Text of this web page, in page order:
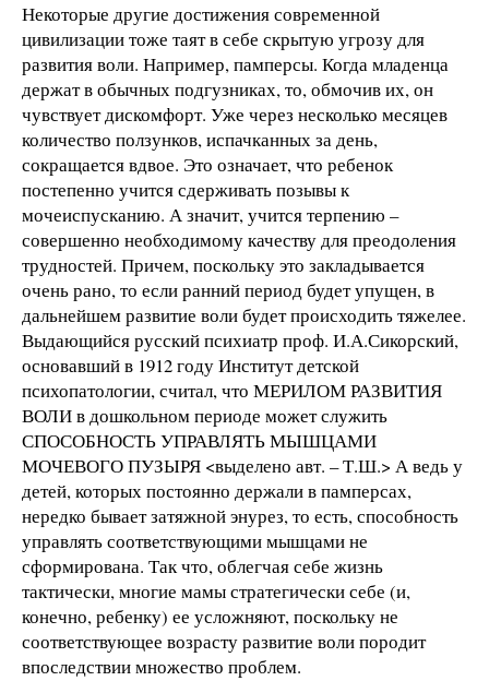
Некоторые другие достижения современной
цивилизации тоже таят в себе скрытую угрозу для
развития воли. Например, памперсы. Когда младенца
держат в обычных подгузниках, то, обмочив их, он
чувствует дискомфорт. Уже через несколько месяцев
количество ползунков, испачканных за день,
сокращается вдвое. Это означает, что ребенок
постепенно учится сдерживать позывы к
мочеиспусканию. А значит, учится терпению –
совершенно необходимому качеству для преодоления
трудностей. Причем, поскольку это закладывается
очень рано, то если ранний период будет упущен, в
дальнейшем развитие воли будет происходить тяжелее.
Выдающийся русский психиатр проф. И.А.Сикорский,
основавший в 1912 году Институт детской
психопатологии, считал, что МЕРИЛОМ РАЗВИТИЯ
ВОЛИ в дошкольном периоде может служить
СПОСОБНОСТЬ УПРАВЛЯТЬ МЫШЦАМИ
МОЧЕВОГО ПУЗЫРЯ <выделено авт. – Т.Ш.> А ведь у
детей, которых постоянно держали в памперсах,
нередко бывает затяжной энурез, то есть, способность
управлять соответствующими мышцами не
сформирована. Так что, облегчая себе жизнь
тактически, многие мамы стратегически себе (и,
конечно, ребенку) ее усложняют, поскольку не
соответствующее возрасту развитие воли породит
впоследствии множество проблем.